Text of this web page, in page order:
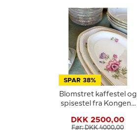
SPAR 38%
Blomstret kaffestel og
spisestel fra Kongens
88 dele
DKK 2500,00
Før: DKK 4000,00